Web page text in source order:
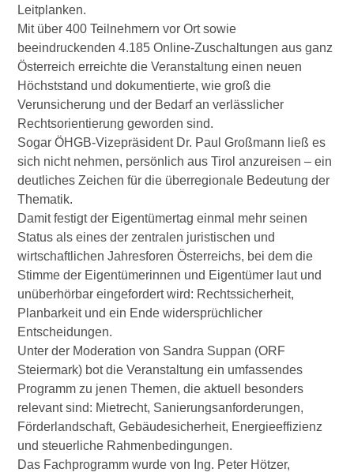
Leitplanken.
Mit über 400 Teilnehmern vor Ort sowie
beeindruckenden 4.185 Online-Zuschaltungen aus ganz
Österreich erreichte die Veranstaltung einen neuen
Höchststand und dokumentierte, wie groß die
Verunsicherung und der Bedarf an verlässlicher
Rechtsorientierung geworden sind.
Sogar ÖHGB-Vizepräsident Dr. Paul Großmann ließ es
sich nicht nehmen, persönlich aus Tirol anzureisen – ein
deutliches Zeichen für die überregionale Bedeutung der
Thematik.
Damit festigt der Eigentümertag einmal mehr seinen
Status als eines der zentralen juristischen und
wirtschaftlichen Jahresforen Österreichs, bei dem die
Stimme der Eigentümerinnen und Eigentümer laut und
unüberhörbar eingefordert wird: Rechtssicherheit,
Planbarkeit und ein Ende widersprüchlicher
Entscheidungen.
Unter der Moderation von Sandra Suppan (ORF
Steiermark) bot die Veranstaltung ein umfassendes
Programm zu jenen Themen, die aktuell besonders
relevant sind: Mietrecht, Sanierungsanforderungen,
Förderlandschaft, Gebäudesicherheit, Energieeffizienz
und steuerliche Rahmenbedingungen.
Das Fachprogramm wurde von Ing. Peter Hötzer,